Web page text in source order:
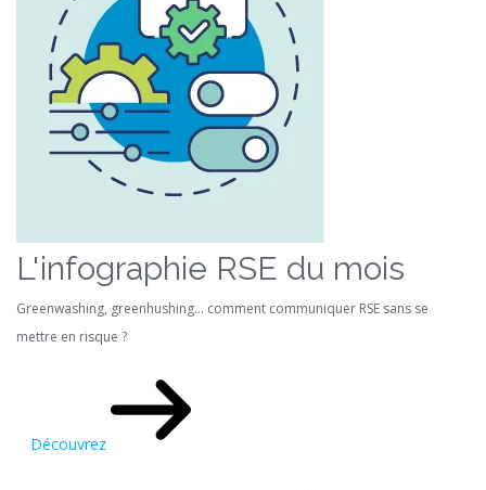
L'infographie RSE du mois
Greenwashing, greenhushing… comment communiquer RSE sans se
mettre en risque ?
Découvrez